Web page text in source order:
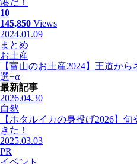
港だ！
10
145,850 Views
2024.01.09
まとめ
お土産
【富山のお土産2024】王道か
選+α
最新記事
2026.04.30
自然
【ホタルイカの身投げ2026】
きた！
2025.03.03
PR
イベント